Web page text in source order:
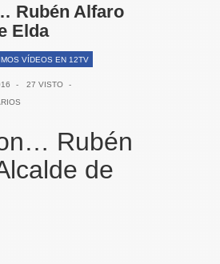
Rubén Alfaro
Elda
VÍDEOS EN 12TV
- 27 VISTO
-
Rubén
de